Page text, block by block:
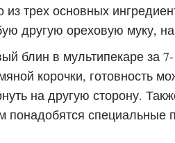
из трех основных
другую ореховую муку,
блин в мультипекаре за
корочки, готовность
на другую сторону.
понадобятся специальные